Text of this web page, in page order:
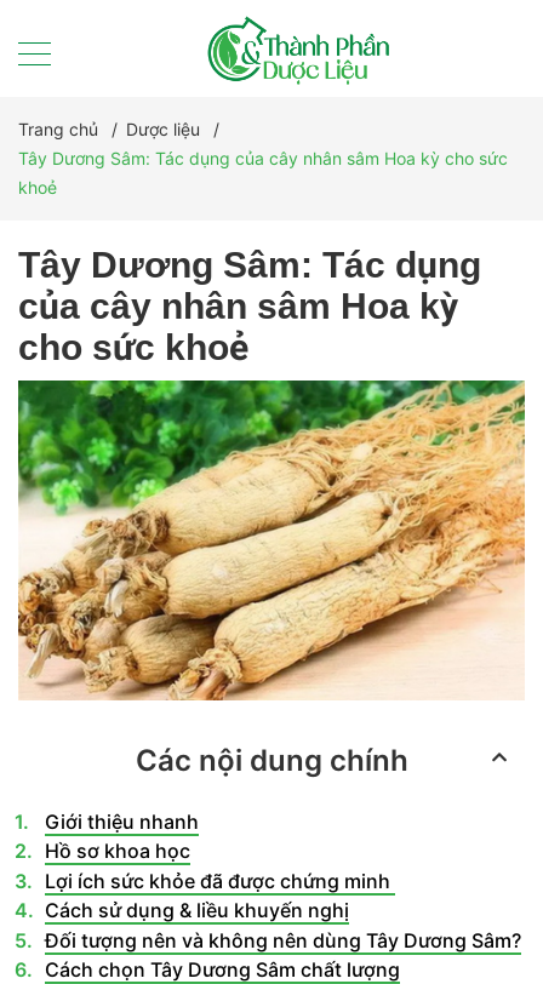
Trang chủ / Dược liệu
/
Tây Dương Sâm: Tác dụng của cây nhân sâm Hoa kỳ cho sức
khoẻ
Tây Dương Sâm: Tác dụng
của cây nhân sâm Hoa kỳ
cho sức khoẻ
Các nội dung chính
Giới thiệu nhanh
Hồ sơ khoa học
Lợi ích sức khỏe đã được chứng minh
Cách sử dụng & liều khuyến nghị
Đối tượng nên và không nên dùng Tây Dương Sâm?
Cách chọn Tây Dương Sâm chất lượng